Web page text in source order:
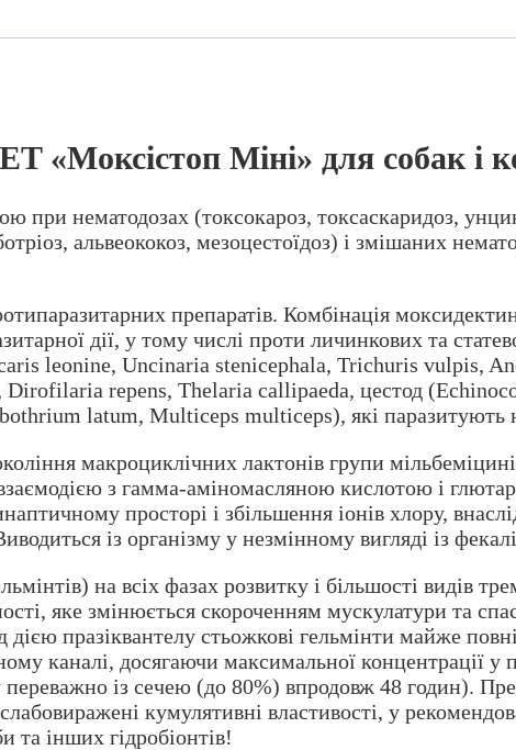
«Моксістоп Міні» для собак і
нематодозах (токсокароз, токсаскаридоз,
альвеококоз, мезоцестоїдоз) і змішаних
препаратів. Комбінація
дії, у тому числі проти личинкових та
leonine, Uncinaria stenicephala, Trichuris vulpis,
repens, Thelaria callipaeda, цестод
latum, Multiceps multiceps), які паразитують
макроциклічних лактонів групи
з гамма-аміномасляною кислотою і
просторі і збільшення іонів хлору,
із організму у незмінному вигляді із
на всіх фазах розвитку і більшості видів
яке змінюється скороченням мускулатури та
празіквантелу стьожкові гельмінти майже
каналі, досягаючи максимальної концентрації у
переважно із сечею (до 80%) впродовж 48 годин).
кумулятивні властивості, у
та інших гідробіонтів!